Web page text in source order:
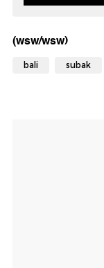
(wsw/wsw)
bali subak